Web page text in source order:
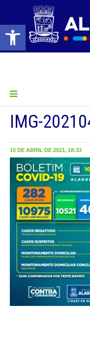
Barra de Ferramentas Aberta
IMG-
10 DE ABRIL DE 2021, 18:33